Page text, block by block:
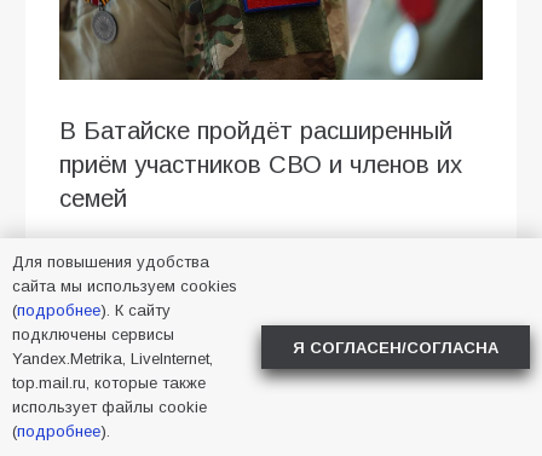
В Батайске пройдёт расширенный
приём участников СВО и членов их
семей
21 августа в 14:00 в Городском
культурно-досуговом центре (пл.
Ленина, 5) состоится расширенный
приём участников специальной
военной операции и членов их
семей.
Для повышения удобства
сайта мы используем cookies
(подробнее). К сайту
подключены сервисы
Yandex.Metrika, LiveInternet,
top.mail.ru, которые также
использует файлы cookie
(подробнее).
Я СОГЛАСЕН/СОГЛАСНА